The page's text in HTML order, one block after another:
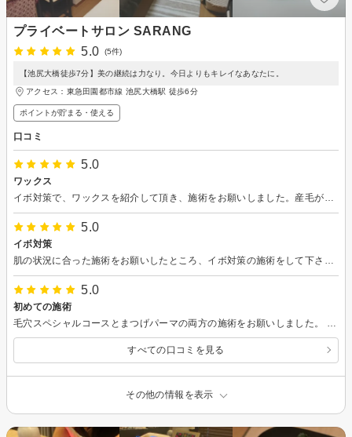
プライベートサロン SARANG
5.0
(5件)
【池尻大橋徒歩7分】美の継続は力なり。今日よりもキレイなあなたに。
アクセス：東急田園都市線 池尻大橋駅 徒歩6分
ポイントが貯まる・使える
口コミ
5.0
ワックス
5.0
イボ対策
5.0
初めての施術
すべての口コミを見る
その他の情報を表示